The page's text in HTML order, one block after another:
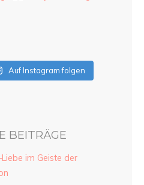
Auf Instagram folgen
BEITRÄGE
im Geiste der